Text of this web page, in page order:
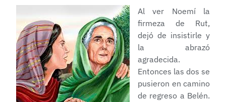
Al ver Noemí la
firmeza de Rut,
dejó de insistirle y
la abrazó
agradecida.
Entonces las dos se
pusieron en camino
de regreso a Belén.